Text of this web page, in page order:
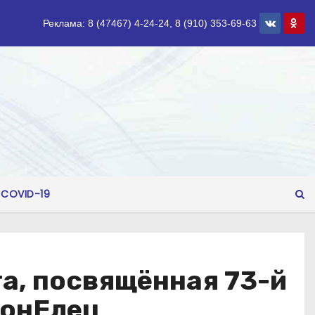
Реклама: 8 (47467) 4-24-24, 8 (910) 353-69-63
COVID-19
посвящённая 73-й